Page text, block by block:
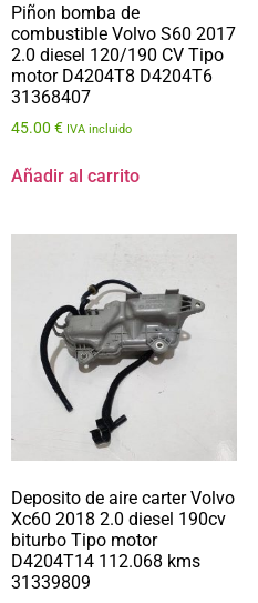
Piñon bomba de
combustible Volvo S60 2017
2.0 diesel 120/190 CV Tipo
motor D4204T8 D4204T6
31368407
45.00 € IVA incluido
Añadir al carrito
Deposito de aire carter Volvo
Xc60 2018 2.0 diesel 190cv
biturbo Tipo motor
D4204T14 112.068 kms
31339809